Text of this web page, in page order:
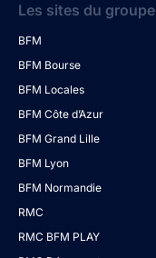
Les sites du groupe
BFM
BFM Bourse
BFM Locales
BFM Côte d’Azur
BFM Grand Lille
BFM Lyon
BFM Normandie
RMC
RMC BFM PLAY